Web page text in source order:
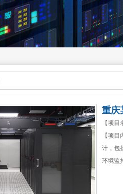
重庆
【项
【项
计，包
环境监